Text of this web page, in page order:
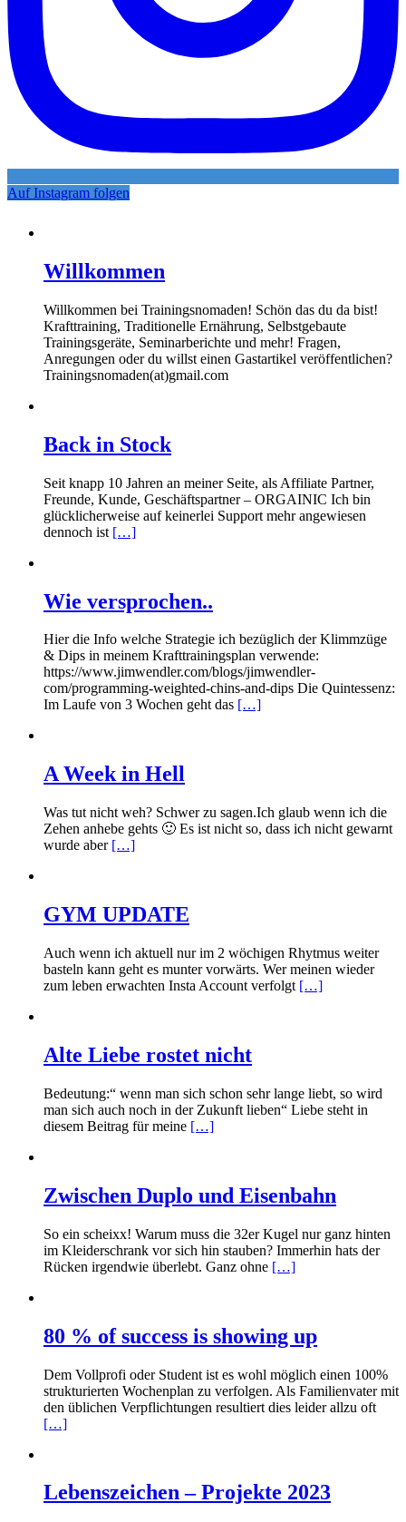
Auf Instagram folgen
Willkommen
Willkommen bei Trainingsnomaden! Schön das du da bist!
Krafttraining, Traditionelle Ernährung, Selbstgebaute
Trainingsgeräte, Seminarberichte und mehr! Fragen,
Anregungen oder du willst einen Gastartikel veröffentlichen?
Trainingsnomaden(at)gmail.com
Back in Stock
Seit knapp 10 Jahren an meiner Seite, als Affiliate Partner,
Freunde, Kunde, Geschäftspartner – ORGAINIC Ich bin
glücklicherweise auf keinerlei Support mehr angewiesen
dennoch ist […]
Wie versprochen..
Hier die Info welche Strategie ich bezüglich der Klimmzüge
& Dips in meinem Krafttrainingsplan verwende:
https://www.jimwendler.com/blogs/jimwendler-
com/programming-weighted-chins-and-dips Die Quintessenz:
Im Laufe von 3 Wochen geht das […]
A Week in Hell
Was tut nicht weh? Schwer zu sagen.Ich glaub wenn ich die
Zehen anhebe gehts 🙂 Es ist nicht so, dass ich nicht gewarnt
wurde aber […]
GYM UPDATE
Auch wenn ich aktuell nur im 2 wöchigen Rhytmus weiter
basteln kann geht es munter vorwärts. Wer meinen wieder
zum leben erwachten Insta Account verfolgt […]
Alte Liebe rostet nicht
Bedeutung:“ wenn man sich schon sehr lange liebt, so wird
man sich auch noch in der Zukunft lieben“ Liebe steht in
diesem Beitrag für meine […]
Zwischen Duplo und Eisenbahn
So ein scheixx! Warum muss die 32er Kugel nur ganz hinten
im Kleiderschrank vor sich hin stauben? Immerhin hats der
Rücken irgendwie überlebt. Ganz ohne […]
80 % of success is showing up
Dem Vollprofi oder Student ist es wohl möglich einen 100%
strukturierten Wochenplan zu verfolgen. Als Familienvater mit
den üblichen Verpflichtungen resultiert dies leider allzu oft
[…]
Lebenszeichen – Projekte 2023